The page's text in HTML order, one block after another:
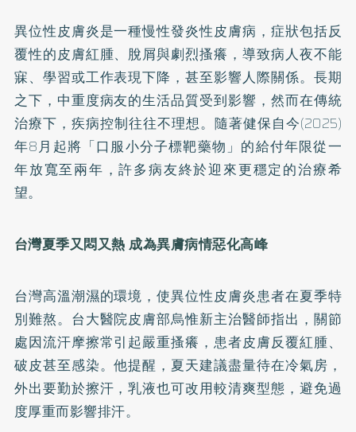
異位性皮膚炎是一種慢性發炎性皮膚病，症狀包括反
覆性的皮膚紅腫、脫屑與劇烈搔癢，導致病人夜不能
寐、學習或工作表現下降，甚至影響人際關係。長期
之下，中重度病友的生活品質受到影響，然而在傳統
治療下，疾病控制往往不理想。隨著健保自今(2025)
年8月起將「口服小分子標靶藥物」的給付年限從一
年放寬至兩年，許多病友終於迎來更穩定的治療希
望。
台灣夏季又悶又熱 成為異膚病情惡化高峰
台灣高溫潮濕的環境，使異位性皮膚炎患者在夏季特
別難熬。台大醫院皮膚部烏惟新主治醫師指出，關節
處因流汗摩擦常引起嚴重搔癢，患者皮膚反覆紅腫、
破皮甚至感染。他提醒，夏天建議盡量待在冷氣房，
外出要勤於擦汗，乳液也可改用較清爽型態，避免過
度厚重而影響排汗。